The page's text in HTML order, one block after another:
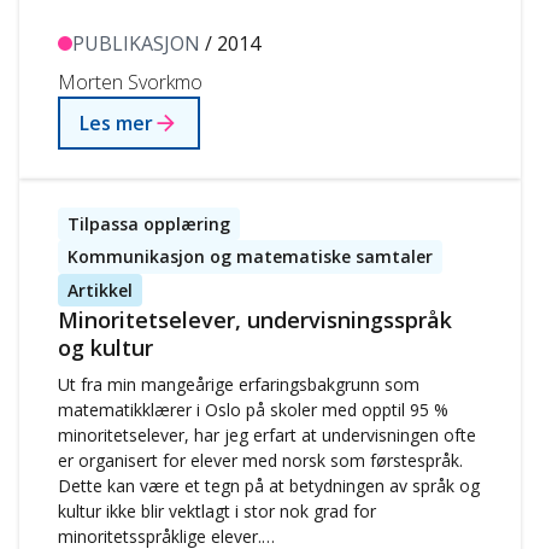
ulike…
PUBLIKASJON / 2014
Les mer
Morten Svorkmo
Tilpassa opplæring
Kommunikasjon og matematiske samtaler
Artikkel
Minoritetselever, undervisningsspråk
og kultur
Ut fra min mangeårige erfaringsbakgrunn som
matematikklærer i Oslo på skoler med opptil 95 %
minoritetselever, har jeg erfart at undervisningen ofte
er organisert for elever med norsk som førstespråk.
Dette kan være et tegn på at betydningen av språk og
kultur ikke blir vektlagt i stor nok grad for
minoritetsspråklige elever.